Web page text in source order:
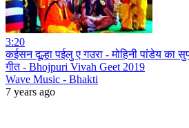
3:20
कईसन दूल्हा पईलु ए गउरा - मोहिनी पांडेय का
गीत - Bhojpuri Vivah Geet 2019
Wave Music - Bhakti
7 years ago